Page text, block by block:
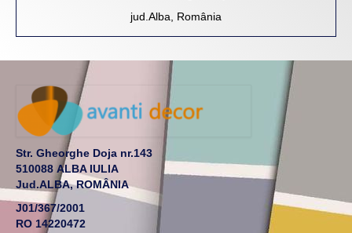
jud.Alba, România
Str. Gheorghe Doja nr.143
510088 ALBA IULIA
Jud.ALBA, ROMÂNIA
J01/367/2001
RO 14220472